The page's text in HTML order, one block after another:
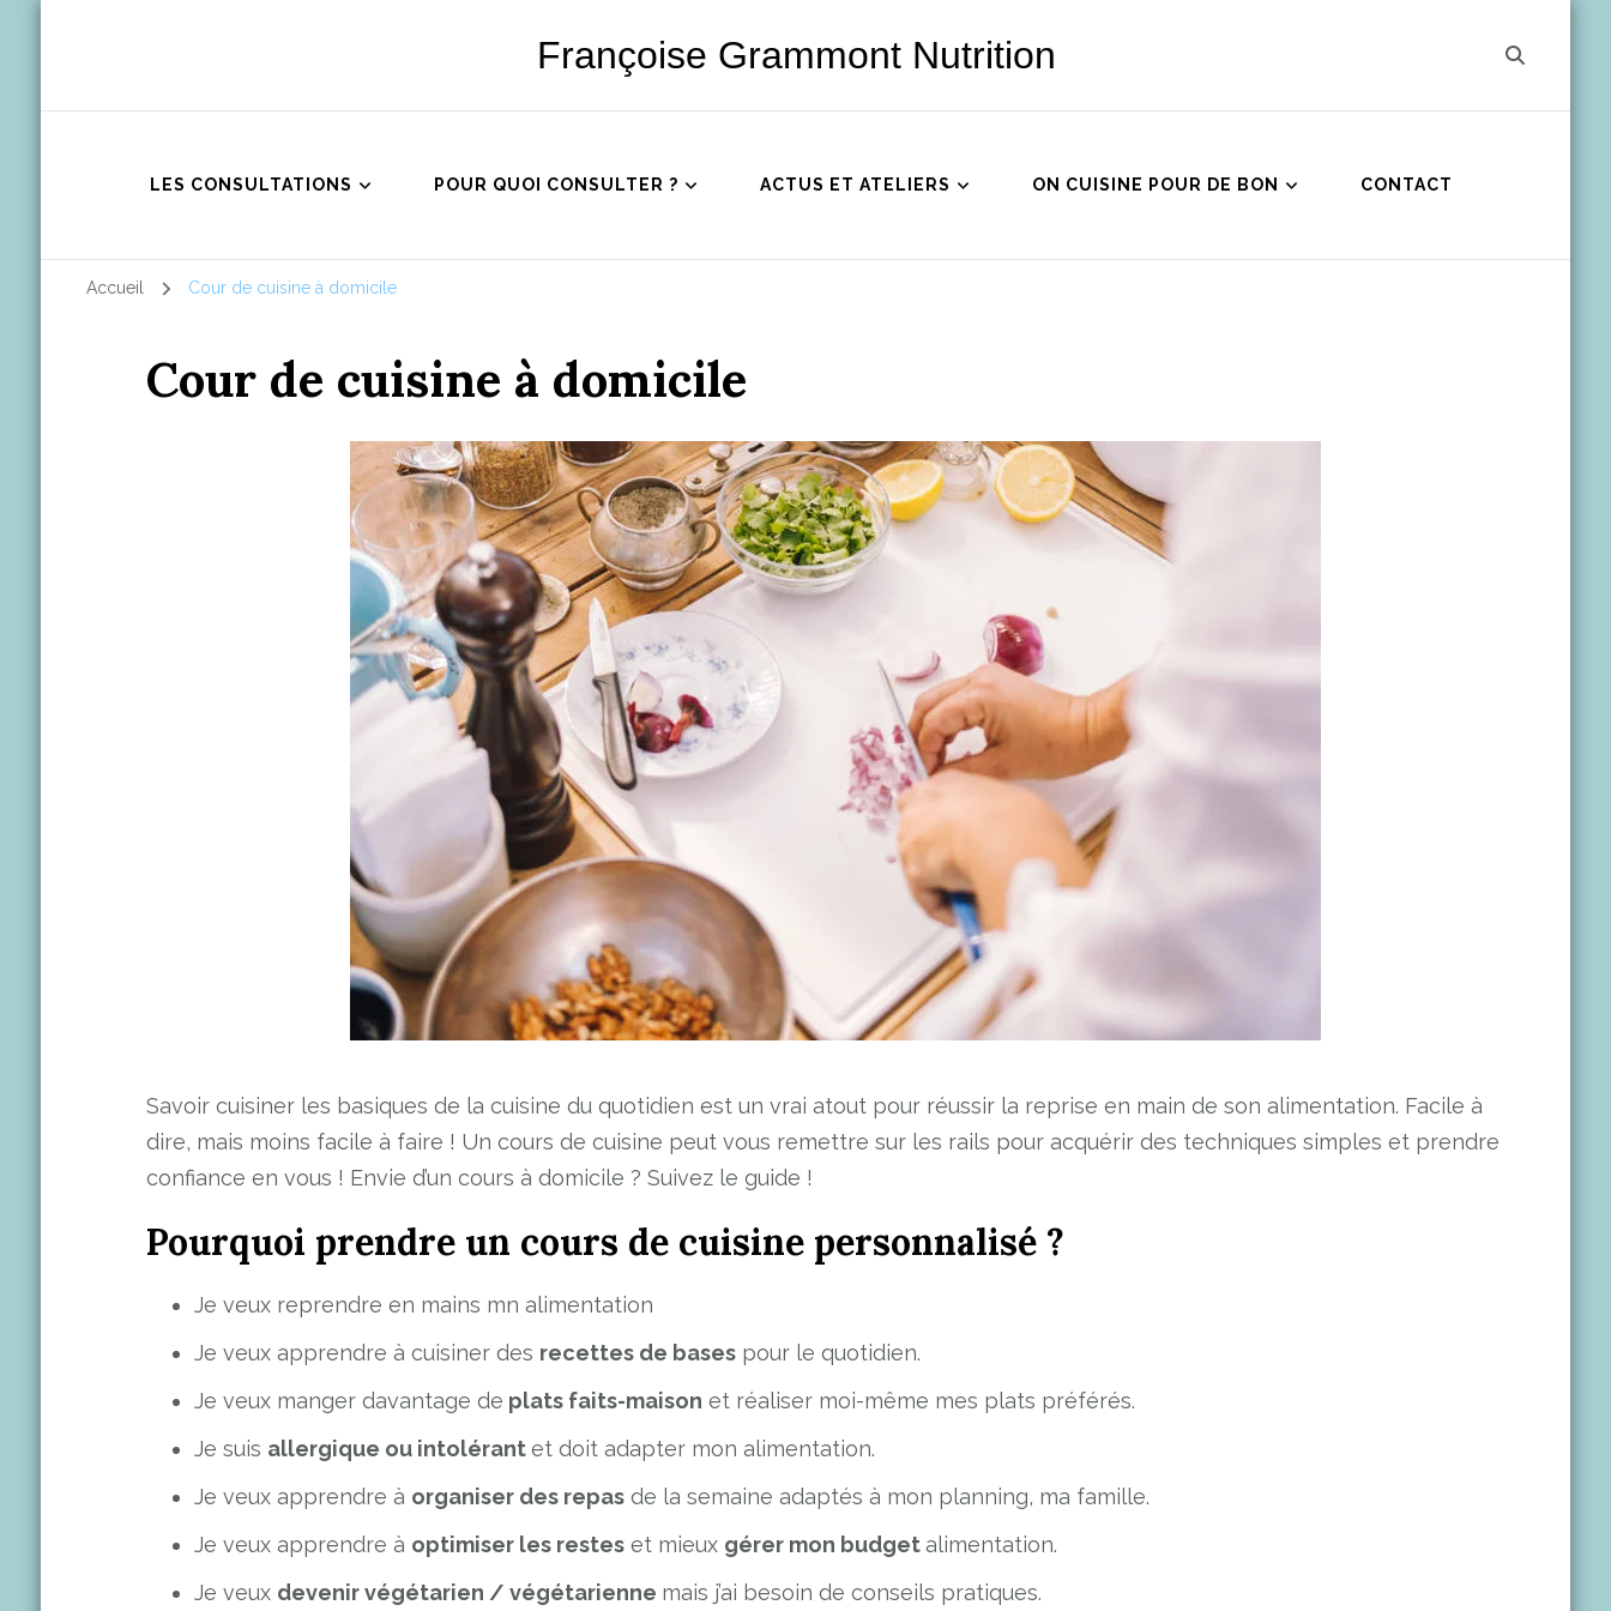
Françoise Grammont Nutrition
LES CONSULTATIONS POUR QUOI CONSULTER ? ACTUS ET ATELIERS ON CUISINE POUR DE BON CONTACT
Accueil Cour de cuisine à domicile
Cour de cuisine à domicile
Savoir cuisiner les basiques de la cuisine du quotidien est un vrai atout pour réussir la reprise en main de son alimentation. Facile à
dire, mais moins facile à faire ! Un cours de cuisine peut vous remettre sur les rails pour acquérir des techniques simples et prendre
confiance en vous ! Envie d’un cours à domicile ? Suivez le guide !
Pourquoi prendre un cours de cuisine personnalisé ?
Je veux reprendre en mains mn alimentation
Je veux apprendre à cuisiner des recettes de basespour le quotidien.
Je veux manger davantage de plats faits-maison et réaliser moi-même mes plats préférés.
Je suis allergique ou intolérantet doit adapter mon alimentation.
Je veux apprendre à organiser des repasde la semaine adaptés à mon planning, ma famille.
Je veux apprendre à optimiser les resteset mieux gérer mon budget alimentation.
Je veux devenir végétarien / végétarienne mais j’ai besoin de conseils pratiques.